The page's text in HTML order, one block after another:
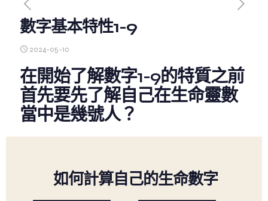
數字基本特性1-9
2024-05-10
在開始了解數字1-9的特質之前
首先要先了解自己在生命靈數
當中是幾號人？
如何計算自己的生命數字